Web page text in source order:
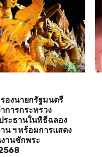
องนายกรัฐมนตรี
การกระทรวง
ระธานในพิธีฉลอง
น ฯ พร้อมการแสดง
งานชักพระ